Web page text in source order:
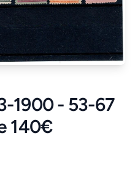
1900 - 53-67
140€